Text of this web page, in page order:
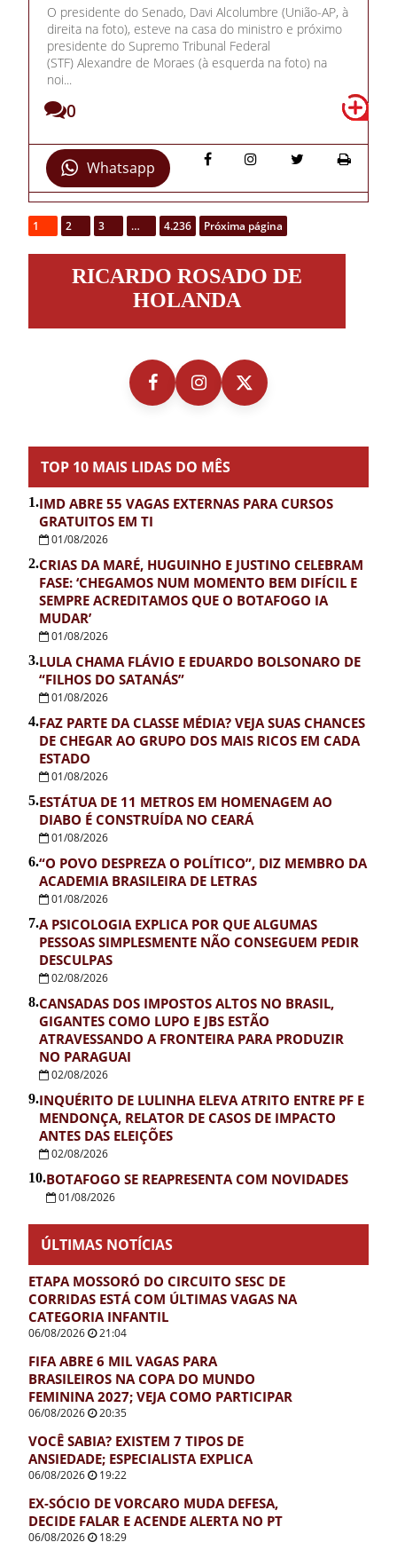
O presidente do Senado, Davi Alcolumbre (União-AP, à
direita na foto), esteve na casa do ministro e próximo
presidente do Supremo Tribunal Federal
(STF) Alexandre de Moraes (à esquerda na foto) na
noi...
0
Whatsapp
1 2 3 … 4.236 Próxima página
RosadoRICARDO ROSADO DE
HOLANDA
TOP 10 MAIS LIDAS DO MÊS
1.IMD ABRE 55 VAGAS EXTERNAS PARA CURSOS
GRATUITOS EM TI
01/08/2026
2.CRIAS DA MARÉ, HUGUINHO E JUSTINO CELEBRAM
FASE: ‘CHEGAMOS NUM MOMENTO BEM DIFÍCIL E
SEMPRE ACREDITAMOS QUE O BOTAFOGO IA
MUDAR’
01/08/2026
3.LULA CHAMA FLÁVIO E EDUARDO BOLSONARO DE
“FILHOS DO SATANÁS”
01/08/2026
4.FAZ PARTE DA CLASSE MÉDIA? VEJA SUAS CHANCES
DE CHEGAR AO GRUPO DOS MAIS RICOS EM CADA
ESTADO
01/08/2026
5.ESTÁTUA DE 11 METROS EM HOMENAGEM AO
DIABO É CONSTRUÍDA NO CEARÁ
01/08/2026
6.“O POVO DESPREZA O POLÍTICO”, DIZ MEMBRO DA
ACADEMIA BRASILEIRA DE LETRAS
01/08/2026
7.A PSICOLOGIA EXPLICA POR QUE ALGUMAS
PESSOAS SIMPLESMENTE NÃO CONSEGUEM PEDIR
DESCULPAS
02/08/2026
8.CANSADAS DOS IMPOSTOS ALTOS NO BRASIL,
GIGANTES COMO LUPO E JBS ESTÃO
ATRAVESSANDO A FRONTEIRA PARA PRODUZIR
NO PARAGUAI
02/08/2026
9.INQUÉRITO DE LULINHA ELEVA ATRITO ENTRE PF E
MENDONÇA, RELATOR DE CASOS DE IMPACTO
ANTES DAS ELEIÇÕES
02/08/2026
10.BOTAFOGO SE REAPRESENTA COM NOVIDADES
01/08/2026
ÚLTIMAS NOTÍCIAS
ETAPA MOSSORÓ DO CIRCUITO SESC DE
CORRIDAS ESTÁ COM ÚLTIMAS VAGAS NA
CATEGORIA INFANTIL
06/08/2026 21:04
FIFA ABRE 6 MIL VAGAS PARA
BRASILEIROS NA COPA DO MUNDO
FEMININA 2027; VEJA COMO PARTICIPAR
06/08/2026 20:35
VOCÊ SABIA? EXISTEM 7 TIPOS DE
ANSIEDADE; ESPECIALISTA EXPLICA
06/08/2026 19:22
EX-SÓCIO DE VORCARO MUDA DEFESA,
DECIDE FALAR E ACENDE ALERTA NO PT
06/08/2026 18:29